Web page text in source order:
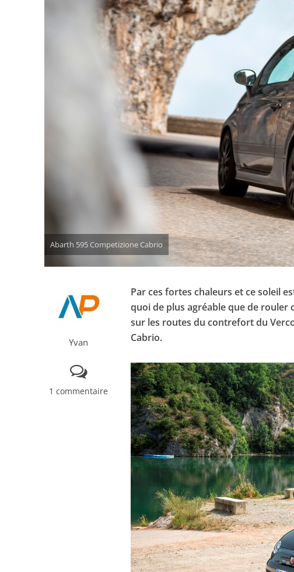
Abarth 595 Competizione Cabrio
Yvan
1 commentaire
Par ces fortes chaleurs et ce soleil
quoi de plus agréable que de rouler
sur les routes du contrefort du
Cabrio.